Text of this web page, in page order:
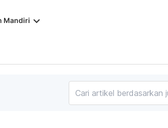
Mandiri keyboard_arrow_down